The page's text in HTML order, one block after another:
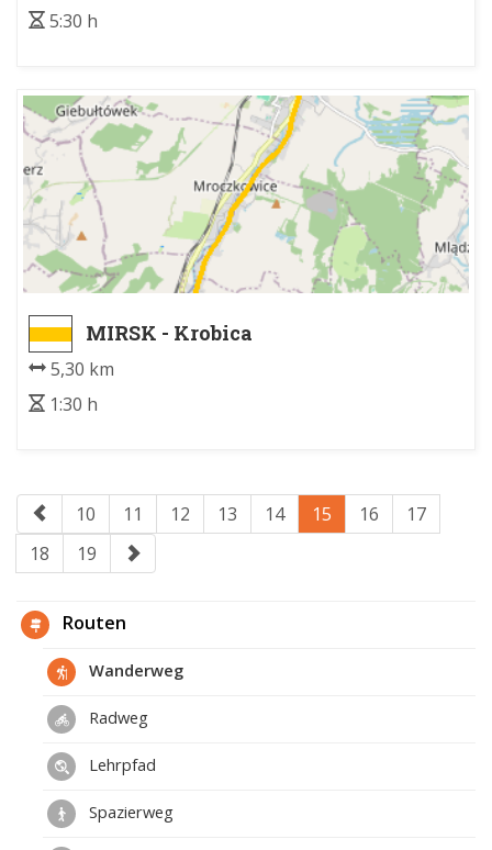
5:30 h
MIRSK - Krobica
5,30 km
1:30 h
10 11 12 13 14 15 16
17
18
19
Routen
Wanderweg
Radweg
Lehrpfad
Spazierweg